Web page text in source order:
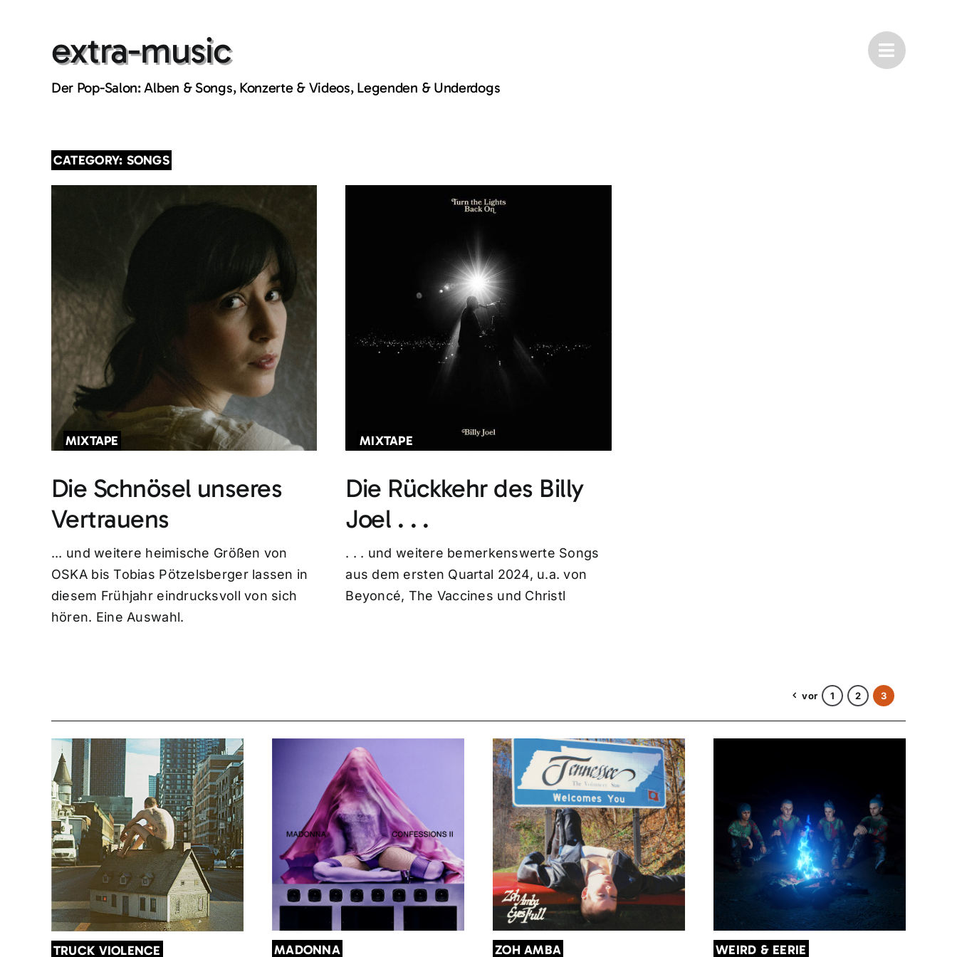
extra-music
Der Pop-Salon: Alben & Songs, Konzerte & Videos, Legenden & Underdogs
CATEGORY: SONGS
MIXTAPE
Die Schnösel unseres
Vertrauens
... und weitere heimische Größen von
OSKA bis Tobias Pötzelsberger lassen in
diesem Frühjahr eindrucksvoll von sich
hören. Eine Auswahl.
MIXTAPE
Die Rückkehr des Billy
Joel . . .
. . . und weitere bemerkenswerte Songs
aus dem ersten Quartal 2024, u.a. von
Beyoncé, The Vaccines und Christl
vor 1 2 3
TRUCK VIOLENCE MADONNA ZOH AMBA WEIRD & EERIE